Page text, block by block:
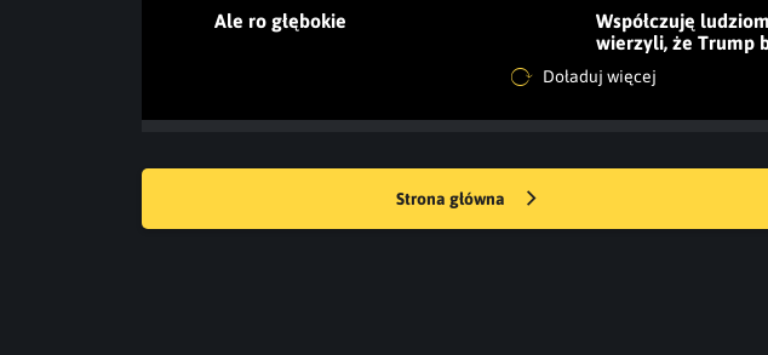
Ale ro głębokie
Współczuję
wierzyli, że Trump
Doładuj więcej
Strona główna